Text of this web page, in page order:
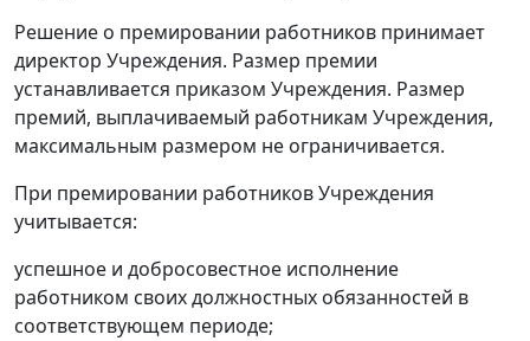
Решение о премировании работников принимает
директор Учреждения. Размер премии
устанавливается приказом Учреждения. Размер
премий, выплачиваемый работникам Учреждения,
максимальным размером не ограничивается.
При премировании работников Учреждения
учитывается:
успешное и добросовестное исполнение
работником своих должностных обязанностей в
соответствующем периоде;